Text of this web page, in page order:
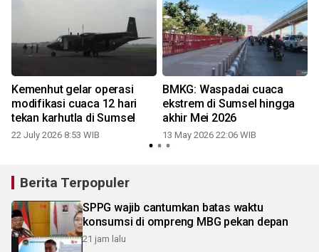
Kemenhut gelar operasi
modifikasi cuaca 12 hari
tekan karhutla di Sumsel
22 July 2026 8:53 WIB
BMKG: Waspadai cuaca
ekstrem di Sumsel hingga
akhir Mei 2026
13 May 2026 22:06 WIB
Berita Terpopuler
SPPG wajib cantumkan batas waktu
konsumsi di ompreng MBG pekan depan
21 jam lalu